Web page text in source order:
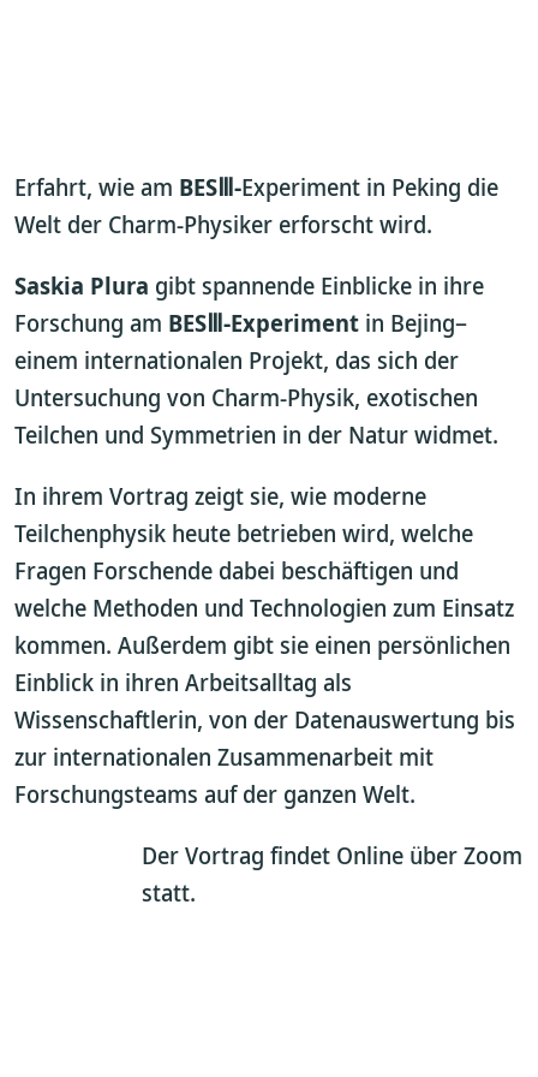
Erfahrt, wie am BESⅢ-Experiment in Peking die
Welt der Charm-Physiker erforscht wird.
Saskia Plura gibt spannende Einblicke in ihre
Forschung am BESⅢ-Experiment in Bejing–
einem internationalen Projekt, das sich der
Untersuchung von Charm-Physik, exotischen
Teilchen und Symmetrien in der Natur widmet.
In ihrem Vortrag zeigt sie, wie moderne
Teilchenphysik heute betrieben wird, welche
Fragen Forschende dabei beschäftigen und
welche Methoden und Technologien zum Einsatz
kommen. Außerdem gibt sie einen persönlichen
Einblick in ihren Arbeitsalltag als
Wissenschaftlerin, von der Datenauswertung bis
zur internationalen Zusammenarbeit mit
Forschungsteams auf der ganzen Welt.
Der Vortrag findet Online über Zoom
statt.